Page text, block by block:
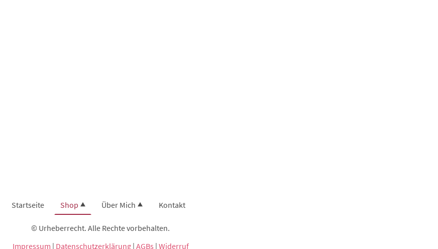
Startseite Shop Über Mich Kontakt
© Urheberrecht. Alle Rechte vorbehalten.
Impressum | Datenschutzerklärung| AGBs | Widerruf